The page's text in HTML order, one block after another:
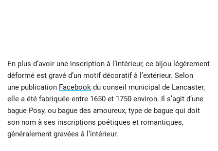
En plus d’avoir une inscription à l’intérieur, ce bijou légèrement
déformé est gravé d’un motif décoratif à l’extérieur. Selon
une publication Facebook du conseil municipal de Lancaster,
elle a été fabriquée entre 1650 et 1750 environ. Il s’agit d’une
bague Posy, ou bague des amoureux, type de bague qui doit
son nom à ses inscriptions poétiques et romantiques,
généralement gravées à l’intérieur.